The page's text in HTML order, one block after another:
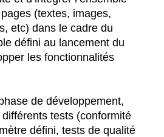
(textes, images,
etc) dans le cadre du
défini au lancement du
les fonctionnalités
de développement,
tests (conformité
défini, tests de qualité